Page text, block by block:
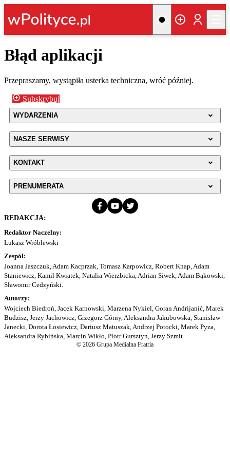
Błąd aplikacji
Przepraszamy, wystąpiła usterka techniczna, wróć później.
Subskrybuj
WYDARZENIA
NASZE SERWISY
KONTAKT
PRENUMERATA
REDAKCJA:
Redaktor Naczelny:
Łukasz Wróblewski
Zespół:
Joanna Jaszczuk, Adam Kacprzak, Tomasz Karpowicz, Robert Knap, Adam
Staniewicz, Kamil Kwiatek, Natalia Wierzbicka, Adrian Siwek, Adam Bąkowski,
Sławomir Cedzyński.
Autorzy:
Wojciech Biedroń, Jacek Karnowski, Marzena Nykiel, Goran Andrijanić, Marek
Budzisz, Jerzy Jachowicz, Grzegorz Górny, Aleksandra Jakubowska, Stanisław
Janecki, Dorota Łosiewicz, Dariusz Matuszak, Andrzej Potocki, Marek Pyza,
Aleksandra Rybińska, Marcin Wikło, Piotr Gursztyn, Jerzy Szmit.
© 2026 Grupa Medialna Fratria